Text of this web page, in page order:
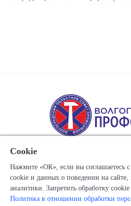
Copyright © 1917-2025 Союз
"Волгоградский областной
Cookie
Нажмите «ОК», если вы соглашаетесь
cookie и данных о поведении на
аналитики. Запретить обработку
Политика в отношении обработки